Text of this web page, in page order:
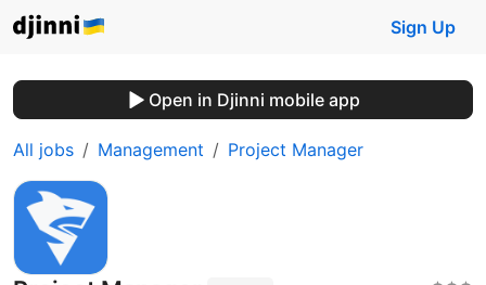
Sign Up
Open in Djinni mobile app
All jobs Management Project Manager